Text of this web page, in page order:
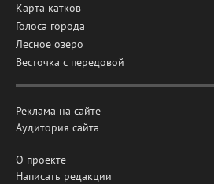
Карта катков
Голоса города
Лесное озеро
Весточка с передовой
Реклама на сайте
Аудитория сайта
О проекте
Написать редакции